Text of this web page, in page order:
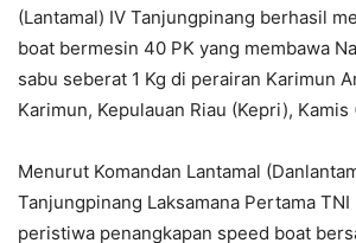
(Lantamal) IV Tanjungpinang berhasil
boat bermesin 40 PK yang membawa
sabu seberat 1 Kg di perairan Karimun
Karimun, Kepulauan Riau (Kepri), Kamis
Menurut Komandan Lantamal
Tanjungpinang Laksamana Pertama TNI
peristiwa penangkapan speed boat